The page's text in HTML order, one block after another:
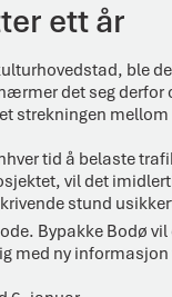
ett år
ble
det seg
strekningen
tid å belaste
vil det
stund
Bypakke Bodø
med ny